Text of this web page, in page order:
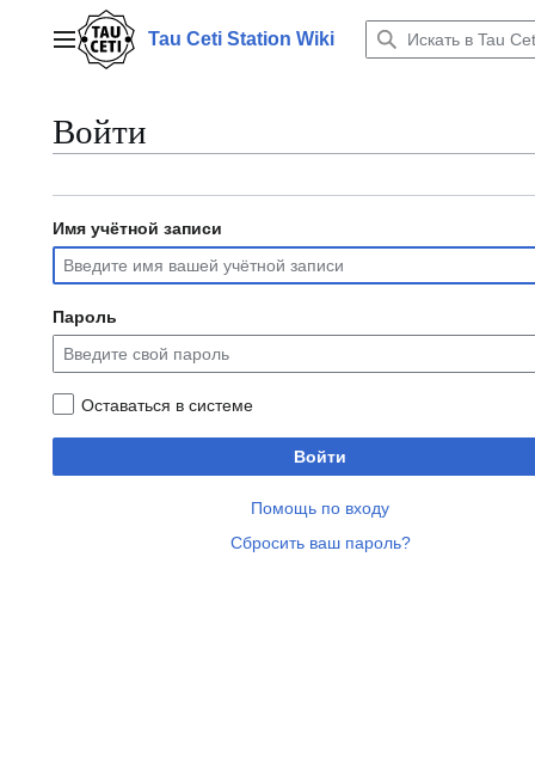
содержаниюГлавное менюTau Ceti Station Wiki
Войти
Имя учётной записи
Пароль
Оставаться в системе
Войти
Помощь по входу
Сбросить ваш пароль?